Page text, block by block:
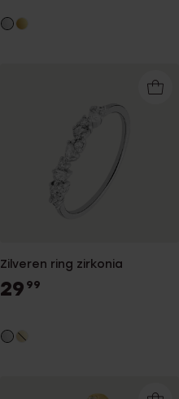
Zilveren ring zirkonia
29 99